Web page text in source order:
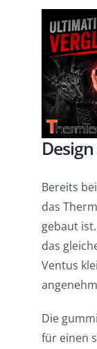
Bereits
das
gebaut
das
Ventus
Die
für einen